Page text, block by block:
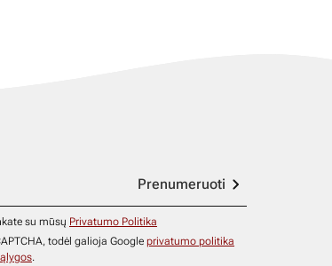
Prenumeruoti
su mūsų Privatumo Politika
todėl galioja Google privatumo politika
.